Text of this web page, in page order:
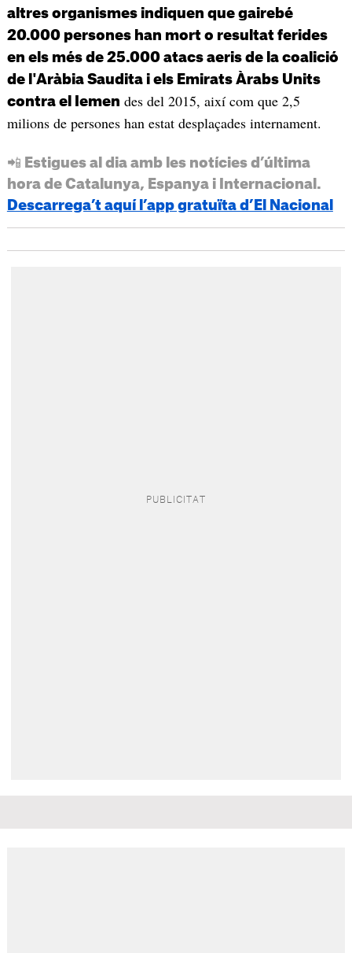
altres organismes indiquen que gairebé
20.000 persones han mort o resultat ferides
en els més de 25.000 atacs aeris de la coalició
de l'Aràbia Saudita i els Emirats Àrabs Units
contra el Iemen des del 2015, així com que 2,5
milions de persones han estat desplaçades internament.
📲 Estigues al dia amb les notícies d’última
hora de Catalunya, Espanya i Internacional.
Descarrega’t aquí l’app gratuïta d’El Nacional